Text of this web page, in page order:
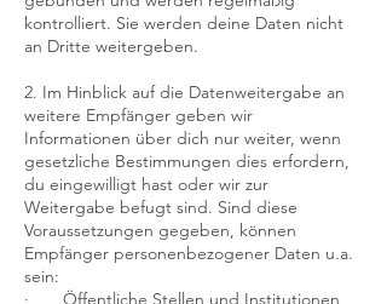
kontrolliert. Sie werden deine Daten nicht
an Dritte weitergeben.
2. Im Hinblick auf die Datenweitergabe an
weitere Empfänger geben wir
Informationen über dich nur weiter, wenn
gesetzliche Bestimmungen dies erfordern,
du eingewilligt hast oder wir zur
Weitergabe befugt sind. Sind diese
Voraussetzungen gegeben, können
Empfänger personenbezogener Daten u.a.
sein:
· Öffentliche Stellen und Institutionen